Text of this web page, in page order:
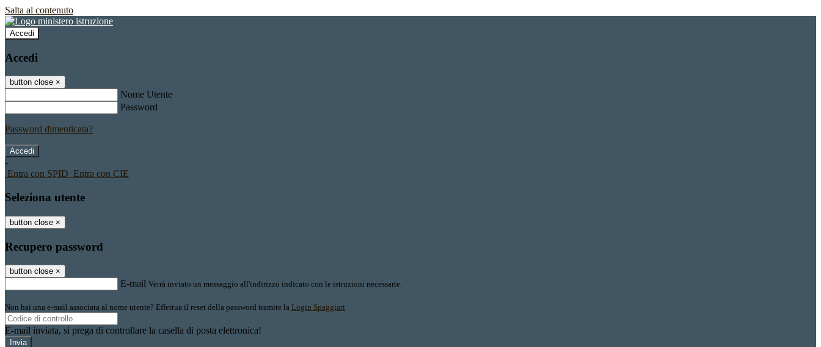
Salta al contenuto
Accedi
Accedi
button close ×
Nome Utente
Password
Password dimenticata?
-
Entra con SPID Entra con CIE
Seleziona utente
button close ×
Recupero password
button close ×
E-mail Verrà inviato un messaggio all'indirizzo indicato con le istruzioni necessarie.
Non hai una e-mail associata al nome utente? Effettua il reset della password tramite la Login Spaggiari
E-mail inviata, si prega di controllare la casella di posta elettronica!